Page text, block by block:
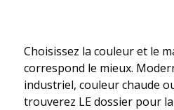
Choisissez la couleur et le
correspond le mieux.
industriel, couleur chaude
trouverez LE dossier pour